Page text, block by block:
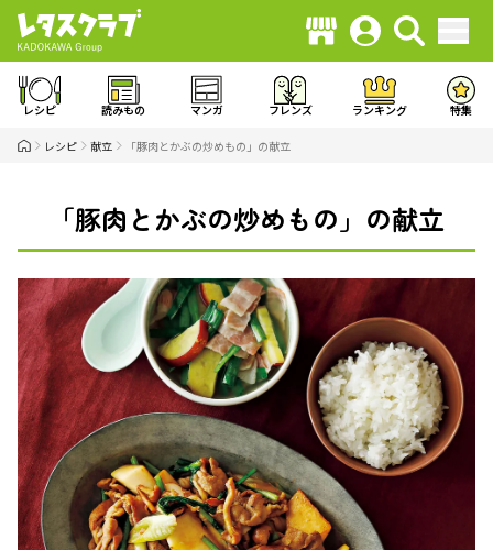
レシピ 読みもの マンガ フレンズ ランキング 特集
レシピ 献立 「豚肉とかぶの炒めもの」の献立
「豚肉とかぶの炒めもの」の献立